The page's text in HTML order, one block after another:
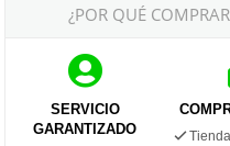
¿POR QUÉ
SERVICIO
GARANTIZADO